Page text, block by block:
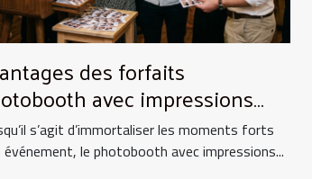
des forfaits
avec impressions
s’agit d’immortaliser les moments forts
événement, le photobooth avec impressions...